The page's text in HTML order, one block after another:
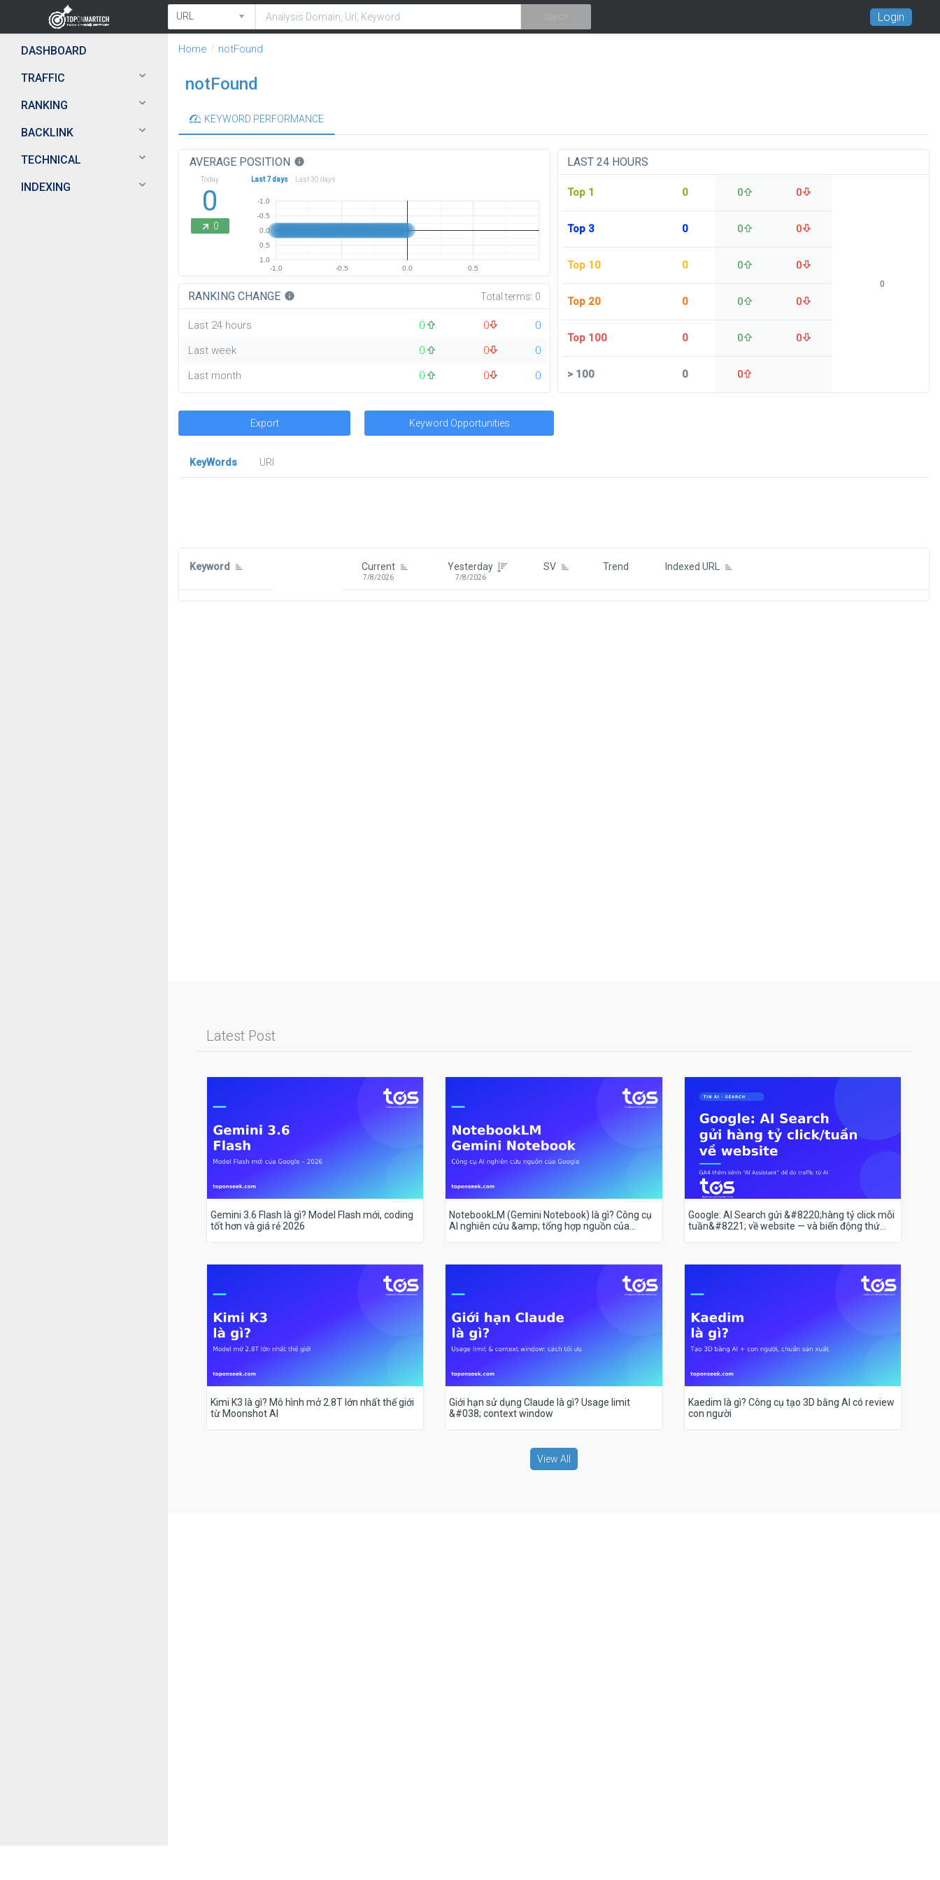
Login
DASHBOARD
TRAFFIC
RANKING
BACKLINK
TECHNICAL
INDEXING
Home notFound
notFound
KEYWORD PERFORMANCE
AVERAGE POSITION info
Today
0
0
Last 7 days Last 30 days
-1.0 -0.5 0.0 0.5
-1.0
-0.5
0.0
0.5
1.0
RANKING CHANGE info Total terms: 0
Last 24 hours 0 0
0
Last week
0 0
0
Last month
0 0 0
LAST 24 HOURS
Top 1 0 0 0
Top 3 0 0 0
Top 10 0 0 0
Top 20 0 0 0
Top 100 0 0 0
>100 0 0
0
Export Keyword Opportunities
KeyWords
URl
Keyword Current
7/8/2026
Yesterday
7/8/2026
SV Trend Indexed URL
Latest Post
Gemini 3.6 Flash là gì? Model Flash mới, coding
tốt hơn và giá rẻ 2026
NotebookLM (Gemini Notebook) là gì? Công cụ
AI nghiên cứu &amp; tổng hợp nguồn của
Google: AI Search gửi &#8220;hàng tỷ click mỗi
tuần&#8221; về website — và biến động thứ
Kimi K3 là gì? Mô hình mở 2.8T lớn nhất thế giới
từ Moonshot AI
Giới hạn sử dụng Claude là gì? Usage limit
&#038; context window
Kaedim là gì? Công cụ tạo 3D bằng AI có review
con người
View All